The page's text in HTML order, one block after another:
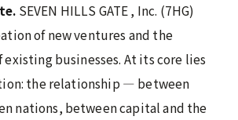
SEVEN HILLS GATE , Inc. (7HG)
of new ventures and the
businesses. At its core lies
the relationship — between
nations, between capital and the